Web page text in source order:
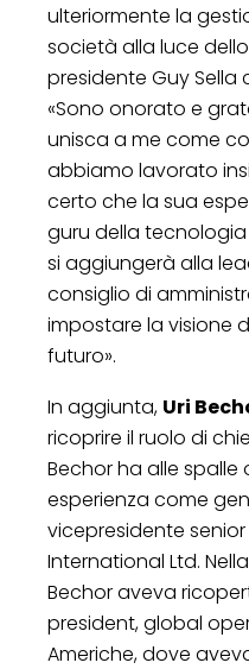
ulteriormente la
società alla luce
presidente Guy
«Sono onorato e
unisca a me come
abbiamo lavorato
certo che la sua
guru della
si aggiungerà alla
consiglio di
impostare la visione
futuro».
In aggiunta, Uri
ricoprire il ruolo di
Bechor ha alle spalle
esperienza come
vicepresidente senior
International Ltd.
Bechor aveva
president, global
Americhe, dove